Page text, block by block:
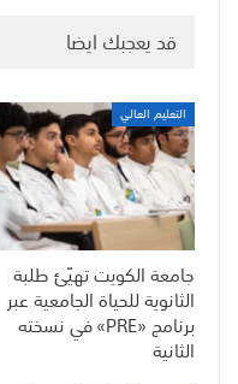
قد يعجبك ايضا
التعليم العالي
جامعة الكويت تهيّئ طلبة
الثانوية للحياة الجامعية عبر
برنامج «PRE» في نسخته
الثانية